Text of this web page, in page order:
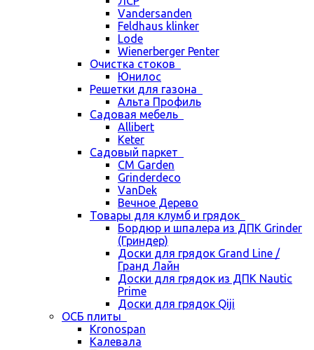
Vandersanden
Feldhaus klinker
Lode
Wienerberger Penter
Очистка стоков
Юнилос
Решетки для газона
Альта Профиль
Садовая мебель
Allibert
Keter
Садовый паркет
CM Garden
Grinderdeco
VanDek
Вечное Дерево
Товары для клумб и грядок
Бордюр и шпалера из ДПК Grinder
(Гриндер)
Доски для грядок Grand Line /
Гранд Лайн
Доски для грядок из ДПК Nautic
Prime
Доски для грядок Qiji
ОСБ плиты
Kronospan
Калевала